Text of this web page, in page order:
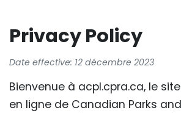
Privacy Policy
Date effective: 12 décembre 2023
Bienvenue à acpl.cpra.ca, le
en ligne de Canadian Parks